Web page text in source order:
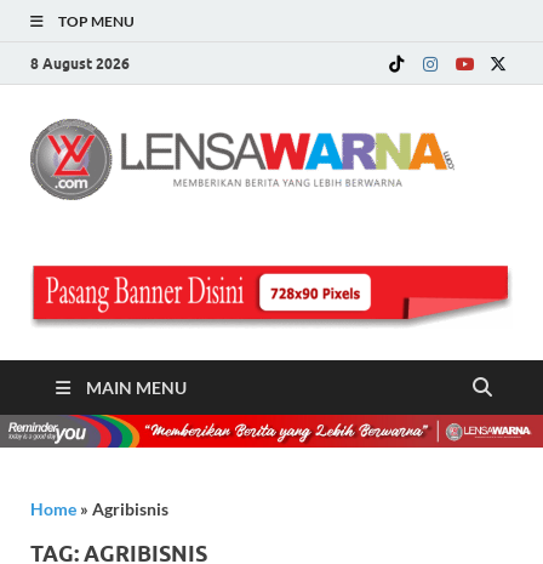
TOP MENU
8 August 2026
MAIN MENU
Home » Agribisnis
TAG:AGRIBISNIS